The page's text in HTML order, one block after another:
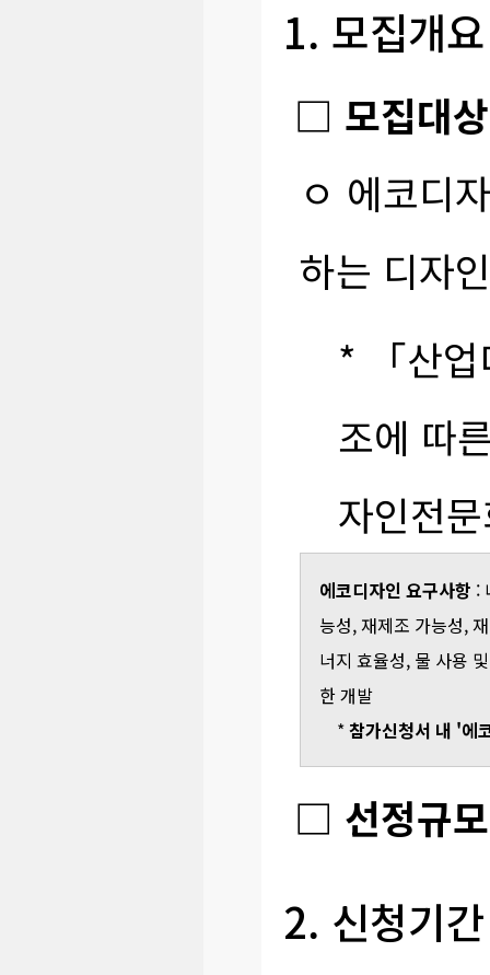
1. 모집개요
□ 모집대상
ㅇ 에코디
하는 디자
* 「산업
조에 따
자인전
에코디자인 요구사항 :
능성, 재제조 가능성,
너지 효율성, 물 사용
한 개발
*참가신청서 내 '에
□ 선정규
2. 신청기